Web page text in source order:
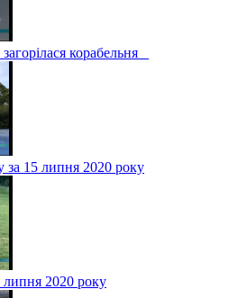
корабельня
за 15 липня 2020 року
липня 2020 року